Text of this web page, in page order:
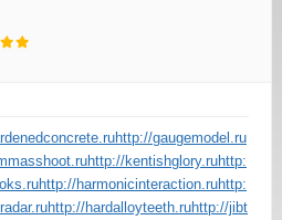
http://gaugemodel.ru
http://kentishglory.ruhttp:
http://harmonicinteraction.ruhttp:
http://hardalloyteeth.ruhttp://jibt